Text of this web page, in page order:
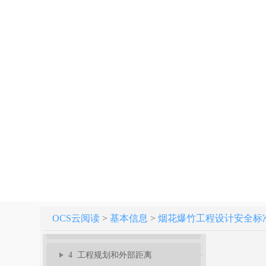
OCS云阅读 > 基本信息 > 烟花爆竹工程设计安全标
4 工程规划和外部距离